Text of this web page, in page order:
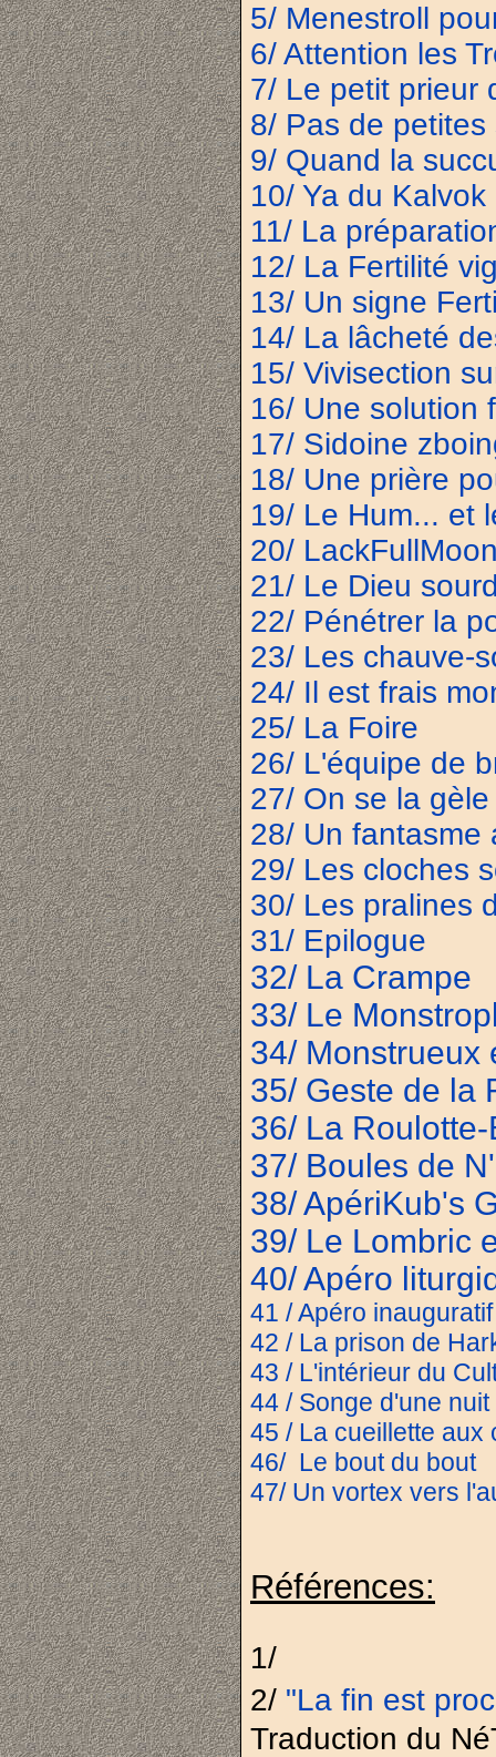
5/ Menestroll
6/ Attention les
7/ Le petit prieur
8/ Pas de petites
9/ Quand la
10/ Ya du
11/ La
12/ La Fertilité
13/ Un signe
14/ La lâcheté
15/ Vivisection
16/ Une solution
17/ Sidoine
18/ Une prière
19/ Le Hum... et
20/
21/ Le Dieu
22/ Pénétrer la
23/ Les chauve-
24/ Il est frais
25/ La Foire
26/ L'équipe de
27/ On se la gèle
28/ Un fantasme
29/ Les cloches
30/ Les pralines
31/ Epilogue
32/ La Crampe
33/ Le
34/ Monstrueux
35/ Geste de la
36/ La
37/ Boules de
38/ ApériKub's
39/ Le Lombric
40/ Apéro
41 / Apéro
42 / La prison de
43 / L'intérieur du
44 / Songe d'une
45 / La cueillette aux
46/ Le bout du bout
47/ Un vortex vers
Références:
1/
2/ "La fin est
Traduction du